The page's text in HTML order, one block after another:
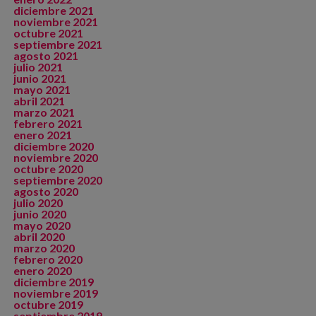
diciembre 2021
noviembre 2021
octubre 2021
septiembre 2021
agosto 2021
julio 2021
junio 2021
mayo 2021
abril 2021
marzo 2021
febrero 2021
enero 2021
diciembre 2020
noviembre 2020
octubre 2020
septiembre 2020
agosto 2020
julio 2020
junio 2020
mayo 2020
abril 2020
marzo 2020
febrero 2020
enero 2020
diciembre 2019
noviembre 2019
octubre 2019